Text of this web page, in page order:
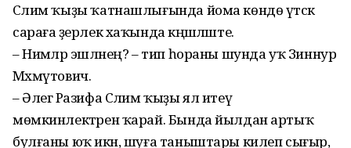
Сәлим ҡыҙы ҡатнашлығында йома көндө үтәсәк
сараға әҙерлек хаҡында кәңәшләште.
– Нимәләр эшләнең? – тип һораны шунда уҡ Зиннур
Мәхмүтович.
– Әлегә Разифа Сәлим ҡыҙы ял итеү
мөмкинлектәрен ҡарай. Бында йылдан артыҡ
булғаны юҡ икән, шуға таныштары килеп сығыр,